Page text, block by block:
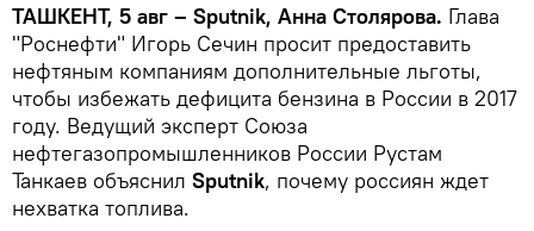
ТАШКЕНТ, 5 авг – Sputnik, Анна Столярова. Глава
"Роснефти" Игорь Сечин просит предоставить
нефтяным компаниям дополнительные льготы,
чтобы избежать дефицита бензина в России в 2017
году. Ведущий эксперт Союза
нефтегазопромышленников России Рустам
Танкаев объяснил Sputnik, почему россиян ждет
нехватка топлива.